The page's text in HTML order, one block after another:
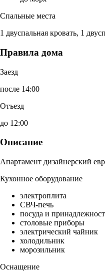
Спальные места
1 двуспальная кровать, 1
Правила дома
Заезд
после 14:00
Отъезд
до 12:00
Описание
Апартамент дизайнерский
Кухонное оборудование
электроплита
СВЧ-печь
посуда и
столовые приборы
электрический чайник
холодильник
морозильник
Оснащение